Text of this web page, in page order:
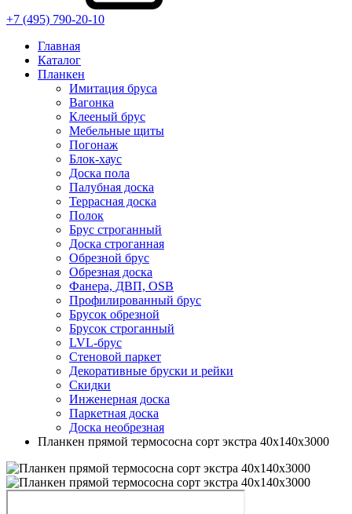
+7 (495) 790-20-10
Главная
Каталог
Планкен
Имитация бруса
Вагонка
Клееный брус
Мебельные щиты
Погонаж
Блок-хаус
Доска пола
Палубная доска
Террасная доска
Полок
Брус строганный
Доска строганная
Обрезной брус
Обрезная доска
Фанера, ДВП, OSB
Профилированный брус
Брусок обрезной
Брусок строганный
LVL-брус
Стеновой паркет
Декоративные бруски и рейки
Скидки
Инженерная доска
Паркетная доска
Доска необрезная
Планкен прямой термососна сорт экстра 40х140х3000